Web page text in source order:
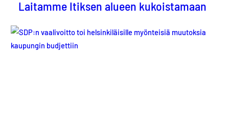
Laitamme Itiksen alueen kukoistamaan